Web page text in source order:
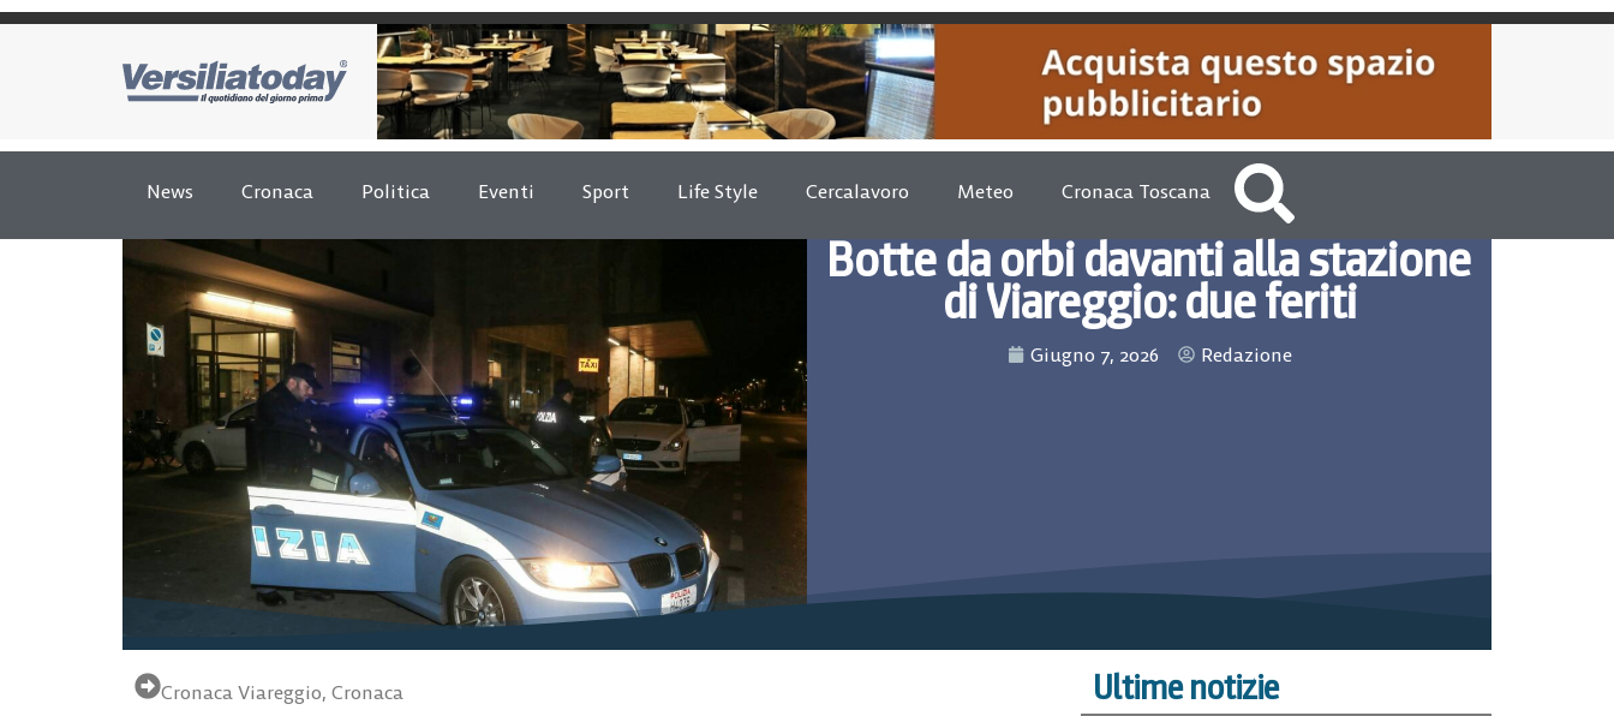
News Cronaca Politica Eventi Sport Life Style Cercalavoro Meteo Cronaca Toscana
Botte da orbi davanti alla stazione
di Viareggio: due feriti
Giugno 7, 2026 Redazione
Cronaca Viareggio, Cronaca Ultime notizie